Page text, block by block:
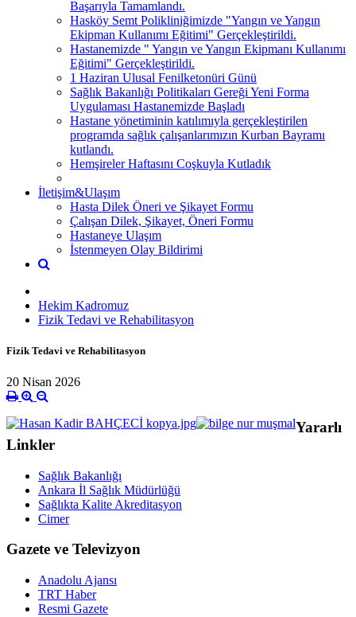
Başarıyla Tamamlandı.
Hasköy Semt Polikliniğimizde "Yangın ve Yangın
Ekipman Kullanımı Eğitimi" Gerçekleştirildi.
Hastanemizde " Yangın ve Yangın Ekipmanı Kullanımı
Eğitimi" Gerçekleştirildi.
1 Haziran Ulusal Fenilketonüri Günü
Sağlık Bakanlığı Politikaları Gereği Yeni Forma
Uygulaması Hastanemizde Başladı
Hastane yönetiminin katılımıyla gerçekleştirilen
programda sağlık çalışanlarımızın Kurban Bayramı
kutlandı.
Hemşireler Haftasını Coşkuyla Kutladık
İletişim&Ulaşım
Hasta Dilek Öneri ve Şikayet Formu
Çalışan Dilek, Şikayet, Öneri Formu
Hastaneye Ulaşım
İstenmeyen Olay Bildirimi
Hekim Kadromuz
Fizik Tedavi ve Rehabilitasyon
Fizik Tedavi ve Rehabilitasyon
20 Nisan 2026
Yararlı
Linkler
Sağlık Bakanlığı
Ankara İl Sağlık Müdürlüğü
Sağlıkta Kalite Akreditasyon
Cimer
Gazete ve Televizyon
Anadolu Ajansı
TRT Haber
Resmi Gazete